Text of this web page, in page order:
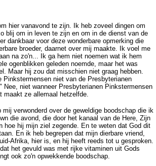
hier vanavond te zijn. Ik heb zoveel dingen om
blij om in leven te zijn en om in de dienst van de
dankbaar voor deze wonderbare opmerking die
broeder, daarnet over mij maakte. Ik voel me
na zo'n... Ik ga hem niet noemen wat ik hem
ogenblikken geleden noemde, maar het was
Maar hij zou dat misschien niet graag hebben.
Pinkstermensen niet van de Presbyterianen
Nee, niet wanneer Presbyterianen Pinkstermensen
maakt ze allemaal hetzelfde.
verwonderd over de geweldige boodschap die ik
die avond, die door het kanaal van de Here, Zijn
hoe hij mijn ziel zegende. En te weten dat God dit
En ik heb begrepen dat mijn dierbare vriend,
Afrika, hier is, en hij heeft reeds tot u gesproken.
het gevuld was met rijke vitaminen uit Gods
ook zo'n opwekkende boodschap.